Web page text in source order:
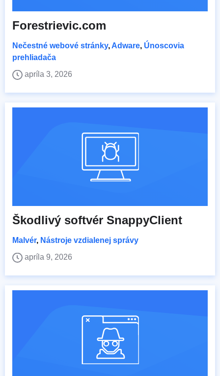
Forestrievic.com
Nečestné webové stránky, Adware, Únoscovia
prehliadača
apríla 3, 2026
Škodlivý softvér SnappyClient
Malvér, Nástroje vzdialenej správy
apríla 9, 2026